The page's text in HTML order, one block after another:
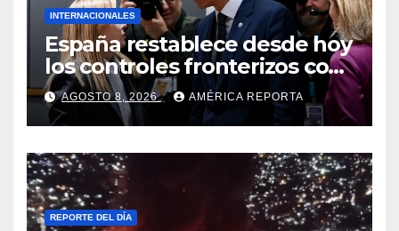
INTERNACIONALES
España restablece desde hoy
los controles fronterizos con
Italia tras el rechazo de Roma
a retirar las restricciones
AGOSTO 8, 2026 AMÉRICA REPORTA
REPORTE DEL DÍA